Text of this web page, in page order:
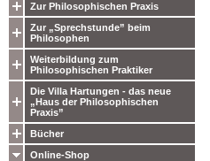
Zur Philosophischen Praxis
Zur „Sprechstunde” beim
Philosophen
Weiterbildung zum
Philosophischen Praktiker
Die Villa Hartungen - das neue
„Haus der Philosophischen
Praxis”
Bücher
Online-Shop